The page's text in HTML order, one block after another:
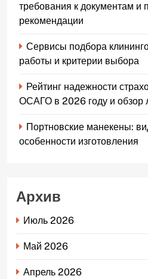
требования к документам и
рекомендации
Сервисы подбора
работы и критерии выбора
Рейтинг надежности
ОСАГО в 2026 году и обзор
Портновские манекены:
особенности изготовления
Архив
Июль 2026
Май 2026
Апрель 2026